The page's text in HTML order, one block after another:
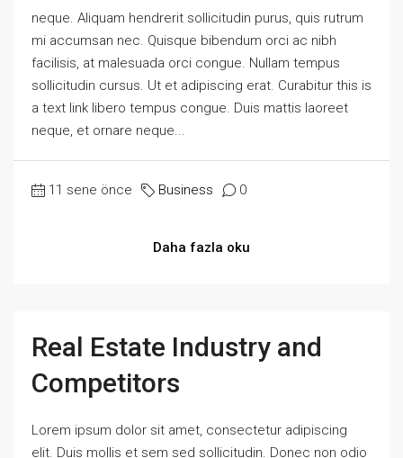
neque. Aliquam hendrerit sollicitudin purus, quis rutrum
mi accumsan nec. Quisque bibendum orci ac nibh
facilisis, at malesuada orci congue. Nullam tempus
sollicitudin cursus. Ut et adipiscing erat. Curabitur this is
a text link libero tempus congue. Duis mattis laoreet
neque, et ornare neque...
11 sene önce Business 0
Daha fazla oku
Real Estate Industry and
Competitors
Lorem ipsum dolor sit amet, consectetur adipiscing
elit. Duis mollis et sem sed sollicitudin. Donec non odio